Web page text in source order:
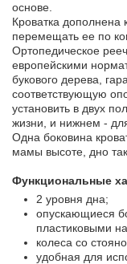
основе.
Кроватка дополнена
перемещать ее по
Ортопедическое
европейскими
букового дерева,
соответствующую
установить в двух
жизни, и нижнем -
Одна боковина
мамы высоте, дно
Функциональные
2 уровня дна;
опускающиеся
пластиковыми
колеса со
удобная для